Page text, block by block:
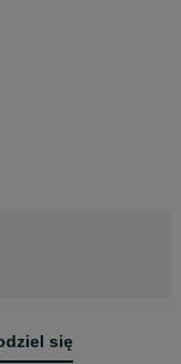
się